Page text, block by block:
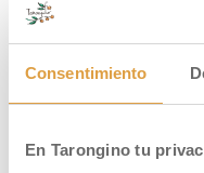
Consentimiento
En Tarongino tu